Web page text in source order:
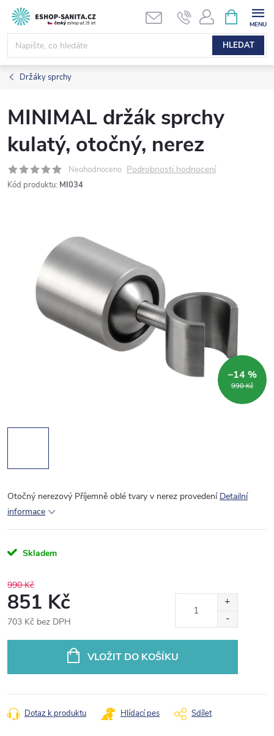
Přejít
obsah
HLEDAT
NÁKUPNÍ
KOŠÍK
Držáky sprchy
MINIMAL držák sprchy
kulatý, otočný, nerez
Neohodnoceno Podrobnosti hodnocení
Kód produktu: MI034
990 Kč
–14 %
Otočný nerezový Příjemně oblé tvary v nerez provedení Detailní
informace
Skladem
990 Kč
851 Kč
703 Kč bez DPH
VLOŽIT DO KOŠÍKU
Dotaz k produktu Hlídací pes Sdílet